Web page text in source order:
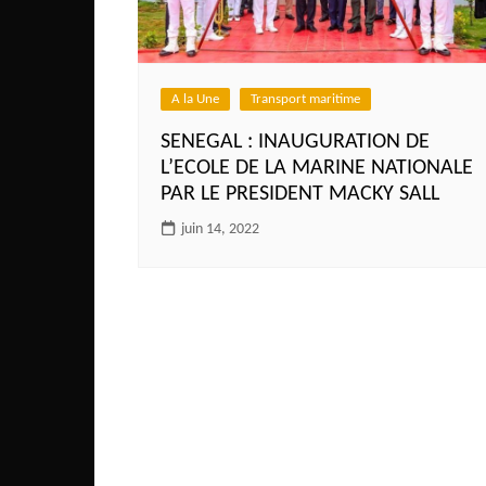
Côte d’Ivoire
Djibouti
Egypte
Gabon
Gambie
A la Une Transport maritime
SENEGAL : INAUGURATION DE
L’ECOLE DE LA MARINE NATIONALE
PAR LE PRESIDENT MACKY SALL
juin 14, 2022